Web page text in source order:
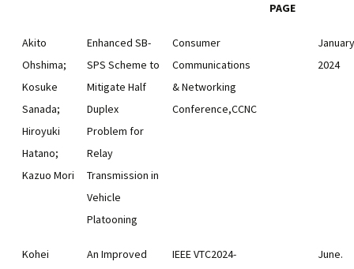
PAGE
Akito
Ohshima;
Kosuke
Sanada;
Hiroyuki
Hatano;
Kazuo Mori
Enhanced SB-
SPS Scheme to
Mitigate Half
Duplex
Problem for
Relay
Transmission in
Vehicle
Platooning
Consumer
Communications
& Networking
Conference,CCNC
2024
Kohei
An Improved
IEEE VTC2024-
June.